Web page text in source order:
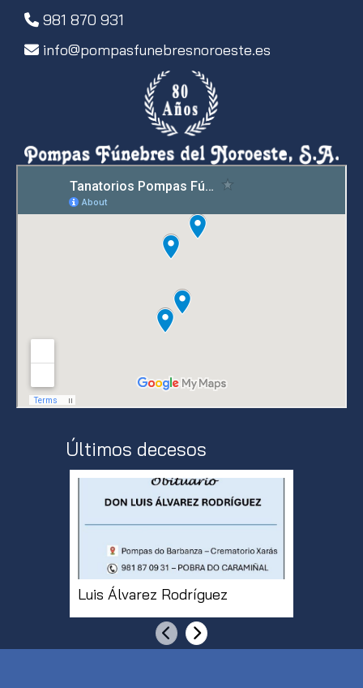
981 870 931
info
pompasfunebresnoroeste.es
Últimos decesos
Luis Álvarez Rodríguez
AnteriorSiguiente